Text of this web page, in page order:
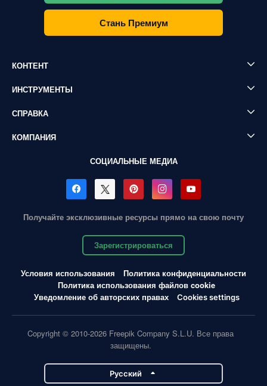
Стань Премиум
КОНТЕНТ
ИНСТРУМЕНТЫ
СПРАВКА
КОМПАНИЯ
СОЦИАЛЬНЫЕ МЕДИА
Получайте эксклюзивные ресурсы прямо на свою почту
Зарегистрироваться
Условия использования
Политика конфиденциальности
Политика использования файлов cookie
Уведомление об авторских правах
Cookies settings
Copyright © 2010-2026 Freepik Company S.L.U. Все права
защищены.
Pусский